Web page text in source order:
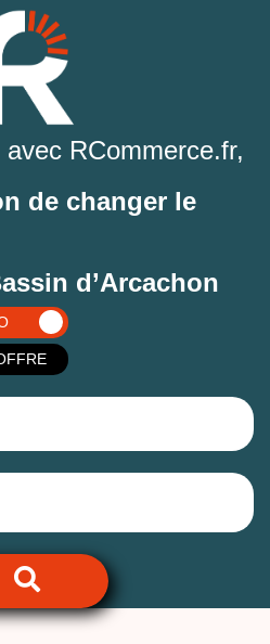
RCommerce.fr,
de changer le
d’Arcachon